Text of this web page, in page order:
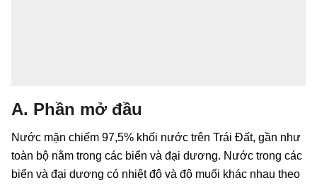
A. Phần mở đầu
Nước mặn chiếm 97,5% khối nước trên Trái Đất, gần như
toàn bộ nằm trong các biển và đại dương. Nước trong các
biển và đại dương có nhiệt độ và độ muối khác nhau theo